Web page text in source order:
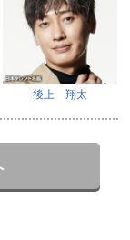
後上 翔太